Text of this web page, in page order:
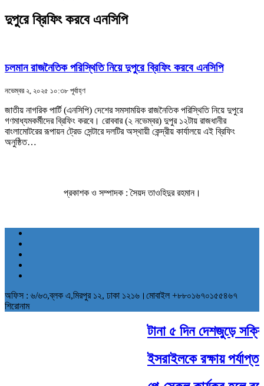
দুপুরে ব্রিফিং করবে এনসিপি
চলমান রাজনৈতিক পরিস্থিতি নিয়ে দুপুরে ব্রিফিং করবে এনসিপি
নভেম্বর ২, ২০২৫ ১০:৩৮ পূর্বাহ্ণ
জাতীয় নাগরিক পার্টি (এনসিপি) দেশের সমসাময়িক রাজনৈতিক পরিস্থিতি নিয়ে দুপুরে
গণমাধ্যমকর্মীদের ব্রিফিং করবে। রোববার (২ নভেম্বর) দুপুর ১২টায় রাজধানীর
বাংলামোটরের রূপায়ন ট্রেড সেন্টারে দলটির অস্থায়ী কেন্দ্রীয় কার্যালয়ে এই ব্রিফিং
অনুষ্ঠিত…
প্রকাশক ও সম্পাদক : সৈয়দ তাওহিদুর রহমান।
অফিস : ৬/৬৩,ব্লক এ,মিরপুর ১২, ঢাকা ১২১৬।মোবাইল +৮৮০১৬৭০১৫৫৪৬৭
শিরোনাম
টানা ৫ দিন দেশজুড়ে
ইসরাইলকে রক্ষায় পর্যাপ্ত